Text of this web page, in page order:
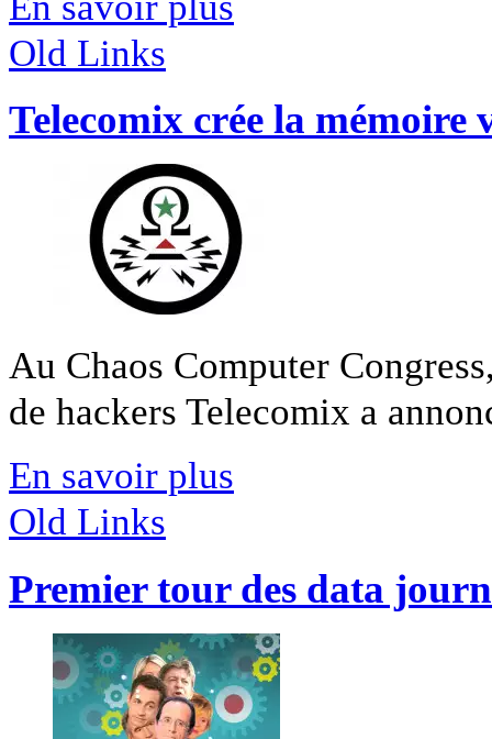
Old Links
Telecomix crée la mémoire
Au Chaos Computer
de hackers Telecomix a
En savoir plus
Old Links
Premier tour des data